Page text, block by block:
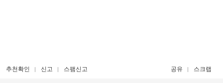
추천확인 신고 스팸신고 공유 스크랩